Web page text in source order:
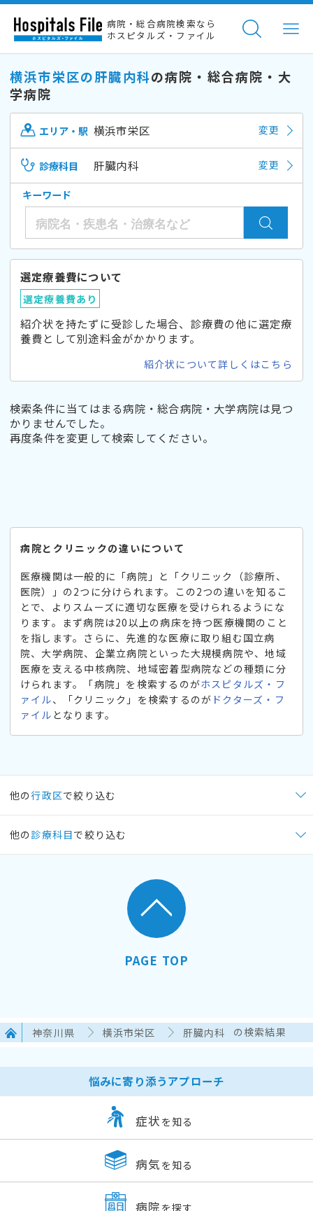
病院・総合病院検索なら
ホスピタルズ・ファイル
横浜市栄区の肝臓内科の病院・総合病院・大
学病院
エリア・駅 横浜市栄区 変更
診療科目 肝臓内科 変更
キーワード
選定療養費について
選定療養費あり
紹介状を持たずに受診した場合、診療費の他に選定療
養費として別途料金がかかります。
紹介状について詳しくはこちら
検索条件に当てはまる病院・総合病院・大学病院は見つ
かりませんでした。
再度条件を変更して検索してください。
病院とクリニックの違いについて
医療機関は一般的に「病院」と「クリニック（診療所、
医院）」の2つに分けられます。この2つの違いを知るこ
とで、よりスムーズに適切な医療を受けられるようにな
ります。まず病院は20以上の病床を持つ医療機関のこと
を指します。さらに、先進的な医療に取り組む国立病
院、大学病院、企業立病院といった大規模病院や、地域
医療を支える中核病院、地域密着型病院などの種類に分
けられます。「病院」を検索するのがホスピタルズ・フ
ァイル、「クリニック」を検索するのが ドクターズ・フ
ァイル となります。
他の行政区で絞り込む
他の 診療科目で絞り込む
PAGE TOP
神奈川県 横浜市栄区 肝臓内科 の検索結果
悩みに寄り添うアプローチ
症状 を知る
病気 を知る
病院 を探す